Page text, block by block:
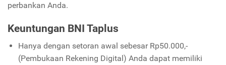
perbankan Anda.
Keuntungan BNI Taplus
Hanya dengan setoran awal sebesar Rp50.000,-
(Pembukaan Rekening Digital) Anda dapat memiliki